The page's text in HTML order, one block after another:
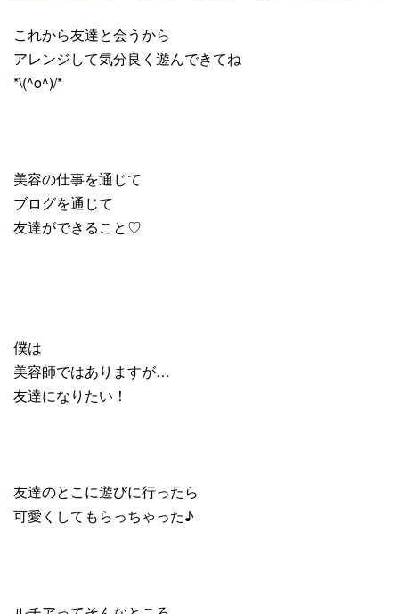
これから友達と会うから
アレンジして気分良く遊んできてね
*\(^o^)/*
美容の仕事を通じて
ブログを通じて
友達ができること♡
僕は
美容師ではありますが…
友達になりたい！
友達のとこに遊びに行ったら
可愛くしてもらっちゃった♪